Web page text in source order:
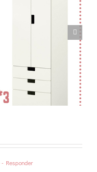
- Responder